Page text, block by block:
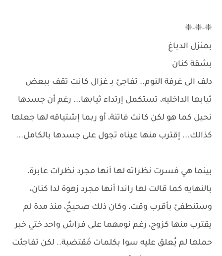
❈-❈-❈
بمنزل الدباغ
بشقة كنان
دلف الى غرفة النوم.. تفاجئ بـ غزال كانت تقف ببعض
ثيابها الداخليه، تستكمل إرتداء ثيابها... رغم أن جسدها
نحيل كما هو لكن كانت فاتنة، أو ربما إشتياقه لها جعلها
كذالك... إقترب منها عيناه تجول على جسدها بالكامل...
بينما هي فسرت نظراته لها أنها مجرد نظرات عابرة،
بالنهايه كما قالت لها راندا أنها مجرد زهوة لدا كنان،
وستنطفئ بأقرب وقت، وكان ذلك صحيحً، منذ مدة لم
يقترب منها كزوج، رغم نومهما على فراش واحد ختي خبر
حملها لم يُعلق عليه سوا بكلمات مُقتضبة.. لكن تفاجئت